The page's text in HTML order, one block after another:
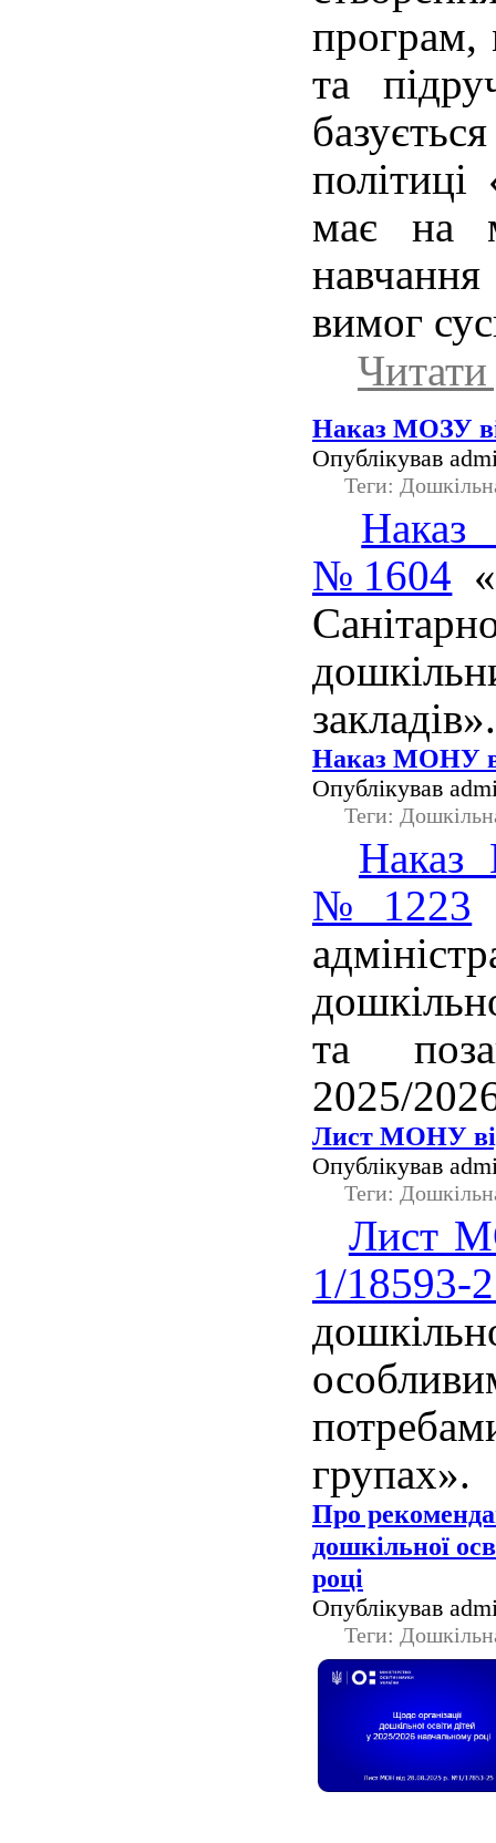
програм,
та
має на
вимог
Наказ МОЗУ
Опублікував
Теги:
№1604
закладів».
Наказ МОНУ
Опублікував
Теги:
№1223
та
2025/
Лист МОНУ
Опублікував
Теги:
Лист
1/18593-
групах».
Про
дошкільної
році
Опублікував
Теги: